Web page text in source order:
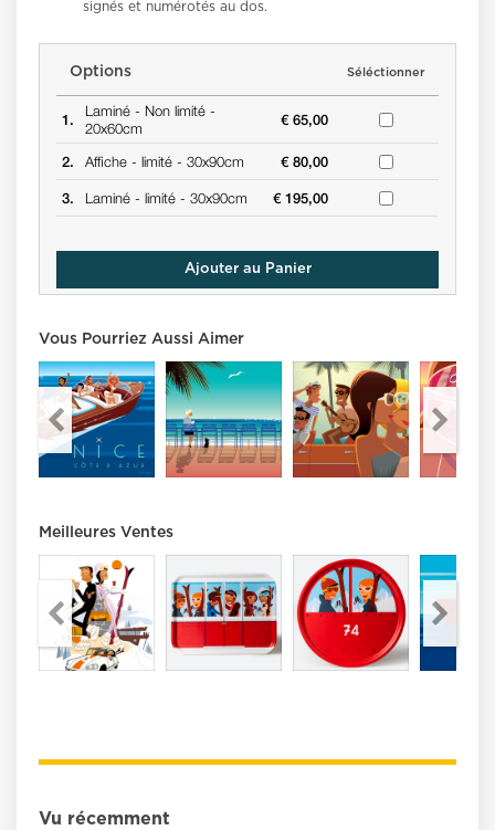
signés et numérotés au dos.
Options Séléctionner
1. Laminé - Non limité -
20x60cm
€ 65,00
2. Affiche - limité - 30x90cm € 80,00
3. Laminé - limité - 30x90cm € 195,00
Ajouter au Panier
Vous Pourriez Aussi Aimer
Meilleures Ventes
Vu récemment